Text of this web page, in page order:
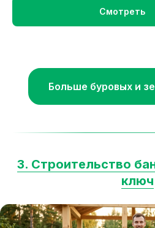
Смотреть
Больше буровых и
3. Строительство
ключ